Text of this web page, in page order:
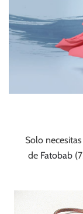
Solo
de Fatobab